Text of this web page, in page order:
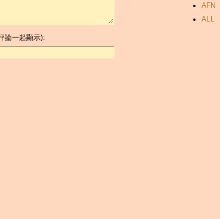
論一起顯示):
AFN
ALL